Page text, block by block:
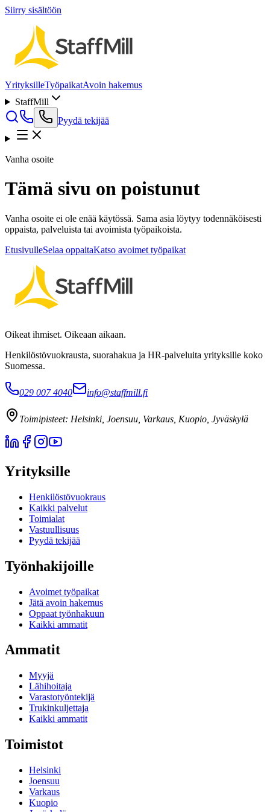
Siirry sisältöön
YrityksilleTyöpaikatAvoin hakemus
StaffMill
Pyydä tekijää
Vanha osoite
Tämä sivu on poistunut
Vanha osoite ei ole enää käytössä. Sama asia löytyy todennäköisesti
oppaista, palveluista tai avoimista työpaikoista.
EtusivulleSelaa oppaitaKatso avoimet työpaikat
Oikeat ihmiset. Oikeaan aikaan.
Henkilöstövuokrausta, suorahakua ja HR-palveluita yrityksille koko
Suomessa.
029 007 4040 info@staffmill.fi
Toimipisteet: Helsinki, Joensuu, Varkaus, Kuopio, Jyväskylä
Yrityksille
Henkilöstövuokraus
Kaikki palvelut
Toimialat
Vastuullisuus
Pyydä tekijää
Työnhakijoille
Avoimet työpaikat
Jätä avoin hakemus
Oppaat työnhakuun
Kaikki ammatit
Ammatit
Myyjä
Lähihoitaja
Varastotyöntekijä
Trukinkuljettaja
Kaikki ammatit
Toimistot
Helsinki
Joensuu
Varkaus
Kuopio